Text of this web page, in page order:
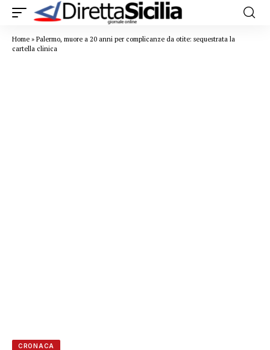
Home » Palermo, muore a 20 anni per complicanze da otite: sequestrata la
cartella clinica
CRONACA